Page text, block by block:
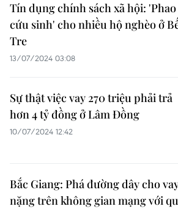
Tín dụng chính sách xã hội: 'Phao
cứu sinh' cho nhiều hộ nghèo ở
Tre
13/07/2024 03:08
Sự thật việc vay 270 triệu phải trả
hơn 4 tỷ đồng ở Lâm Đồng
10/07/2024 12:42
Bắc Giang: Phá đường dây cho
nặng trên không gian mạng với